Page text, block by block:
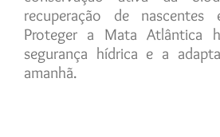
recuperação de nascentes
Proteger a Mata Atlântica
segurança hídrica e a
amanhã.